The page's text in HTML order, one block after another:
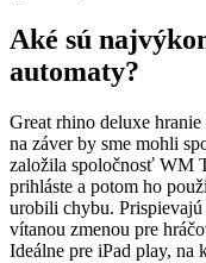
Aké sú
automaty?
Great rhino deluxe
na záver by sme mohli
založila spoločnosť WM
prihláste a potom ho
urobili chybu.
vítanou zmenou pre
Ideálne pre iPad play, na